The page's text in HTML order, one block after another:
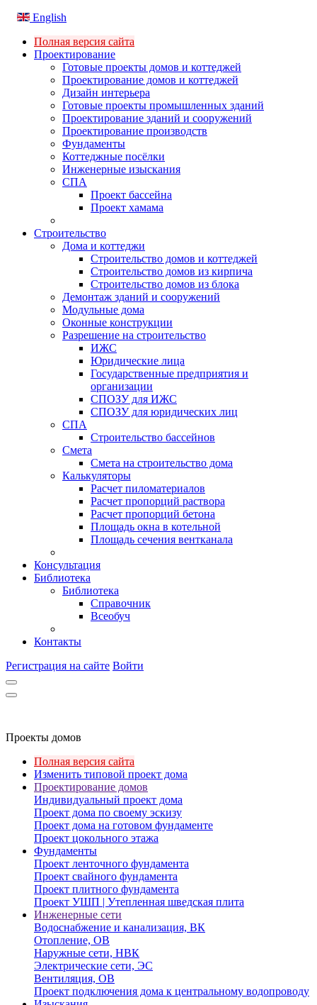
English
Полная версия сайта
Проектирование
Готовые проекты домов и коттеджей
Проектирование домов и коттеджей
Дизайн интерьера
Готовые проекты промышленных зданий
Проектирование зданий и сооружений
Проектирование производств
Фундаменты
Коттеджные посёлки
Инженерные изыскания
СПА
Проект бассейна
Проект хамама
Строительство
Дома и коттеджи
Строительство домов и коттеджей
Строительство домов из кирпича
Строительство домов из блока
Демонтаж зданий и сооружений
Модульные дома
Оконные конструкции
Разрешение на строительство
ИЖС
Юридические лица
Государственные предприятия и
организации
СПОЗУ для ИЖС
СПОЗУ для юридических лиц
СПА
Строительство бассейнов
Смета
Смета на строительство дома
Калькуляторы
Расчет пиломатериалов
Расчет пропорций раствора
Расчет пропорций бетона
Площадь окна в котельной
Площадь сечения вентканала
Консультация
Библиотека
Библиотека
Справочник
Всеобуч
Контакты
Регистрация на сайте Войти
Проекты домов
Полная версия сайта
Изменить типовой проект дома
Проектирование домов
Индивидуальный проект дома
Проект дома по своему эскизу
Проект дома на готовом фундаменте
Проект цокольного этажа
Фундаменты
Проект ленточного фундамента
Проект свайного фундамента
Проект плитного фундамента
Проект УШП | Утепленная шведская плита
Инженерные сети
Водоснабжение и канализация, ВК
Отопление, ОВ
Наружные сети, НВК
Электрические сети, ЭС
Вентиляция, ОВ
Проект подключения дома к центральному водопроводу